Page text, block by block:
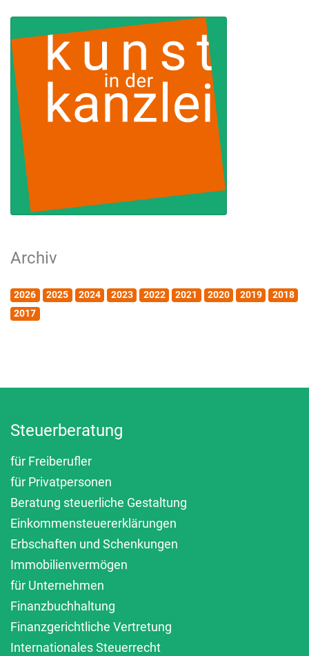
Archiv
2026 2025 2024 2023 2022 2021 2020 2019
2018
2017
Steuerberatung
für Freiberufler
für Privatpersonen
Beratung steuerliche Gestaltung
Einkommensteuererklärungen
Erbschaften und Schenkungen
Immobilienvermögen
für Unternehmen
Finanzbuchhaltung
Finanzgerichtliche Vertretung
Internationales Steuerrecht